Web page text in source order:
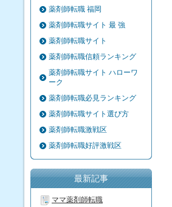
薬剤師転職 福岡
薬剤師転職サイト 最 強
薬剤師転職サイト
薬剤師転職信頼ランキング
薬剤師転職サイト ハローワ
ーク
薬剤師転職必見ランキング
薬剤師転職サイト選び方
薬剤師転職激戦区
薬剤師転職好評激戦区
最新記事
ママ薬剤師転職